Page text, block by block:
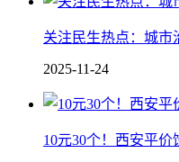
关注民生热点：城市
2025-11-24
10元30个！西安平价